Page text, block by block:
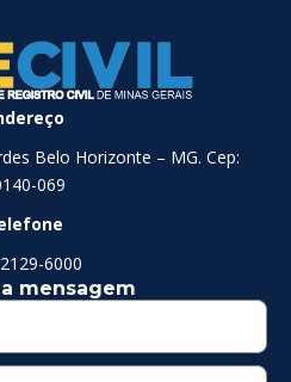
Belo Horizonte – MG. Cep:
069
6000
mensagem